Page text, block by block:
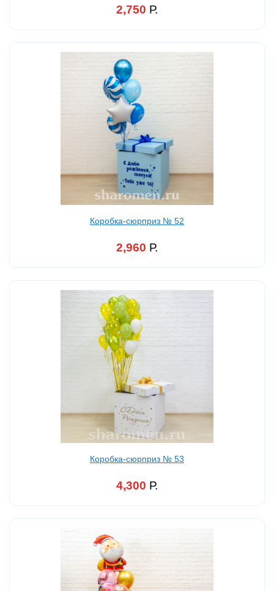
2,750 Р.
Коробка-сюрприз № 52
2,960 Р.
Коробка-сюрприз № 53
4,300 Р.